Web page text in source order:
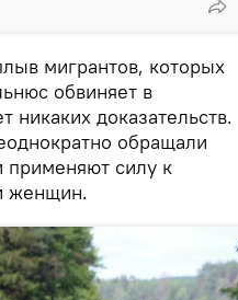
мигрантов, которых
обвиняет в
никаких доказательств.
обращали
применяют силу к
женщин.